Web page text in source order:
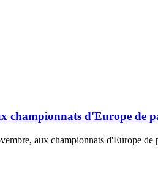
d'Europe de
aux championnats d'Europe de